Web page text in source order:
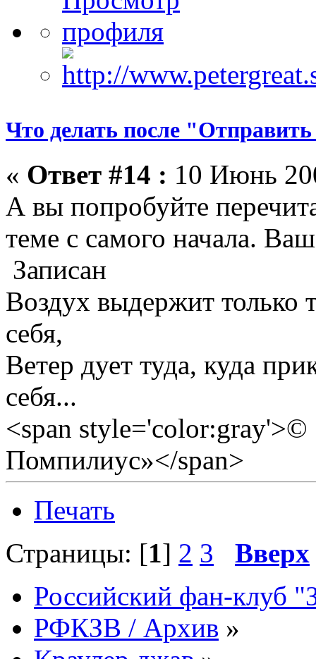
Что делать после
« Ответ #14 : 10 Июнь
А вы попробуйте
теме с самого начала.
Записан
Воздух выдержит только
себя,
Ветер дует туда, куда
себя...
<span style='color:gray'>©
Помпилиус»</span>
Печать
Страницы: [1] 2 3
Вверх
Российский фан-клуб
РФКЗВ / Архив »